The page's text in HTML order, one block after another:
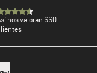
nos valoran 660